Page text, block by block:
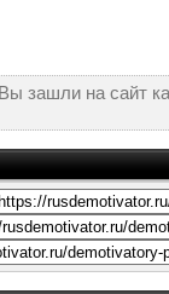
зашли на сайт